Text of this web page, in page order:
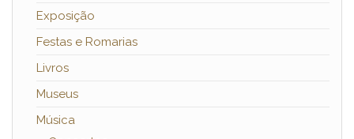
Exposição
Festas e Romarias
Livros
Museus
Música